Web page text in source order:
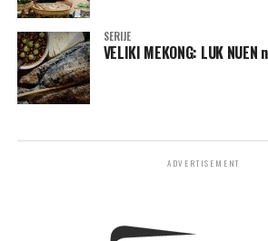
SERIJE
VELIKI MEKONG: LUK
ADVERTISEMENT